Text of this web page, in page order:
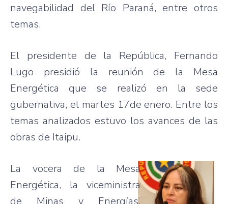
navegabilidad del Río Paraná,entre otros
temas.
El presidente de la República, Fernando
Lugo
presidió la reunión de la Mesa
Energética
que se realizó en la sede
gubernativa, el martes 17de enero. Entre los
temas analizados estuvo los avances de las
obras de Itaipu.
La vocera de la Mesa
Energética, la viceministra
de Minas y Energías,